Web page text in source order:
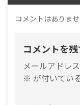
コメントはありま
コメントを
メールアドレ
※ が付いてい